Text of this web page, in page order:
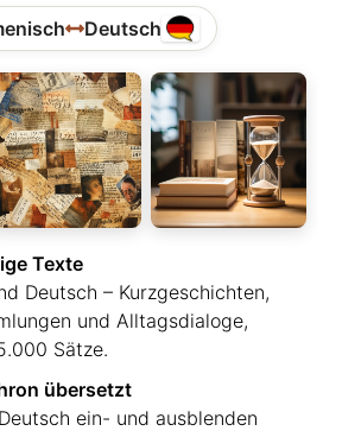
Deutsch
Texte
Deutsch – Kurzgeschichten,
und Alltagsdialoge,
Sätze.
übersetzt
ein- und ausblenden